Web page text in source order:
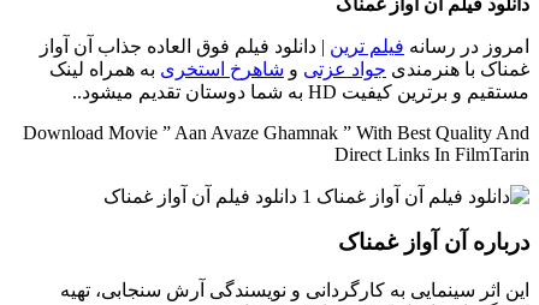
امروز در رسانه فیلم ترین | دانلود فیلم فوق العاده جذاب آن آواز
غمناک با هنرمندی جواد عزتی و شاهرخ استخری به همراه لینک
مستقیم و برترین کیفیت HD به شما دوستان تقدیم میشود..
Download Movie ” Aan Avaze Ghamnak ” With Best Quality And
Direct Links In FilmTarin
درباره آن آواز غمناک
این اثر سینمایی به کارگردانی و نویسندگی آرش سنجابی، تهیه